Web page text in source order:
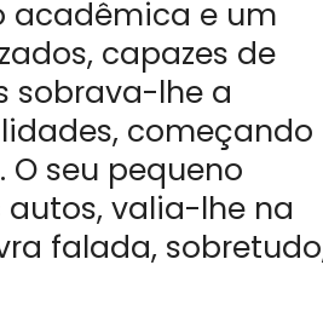
acadêmica e um
capazes de
sobrava-lhe a
começando
seu pequeno
valia-lhe na
falada,